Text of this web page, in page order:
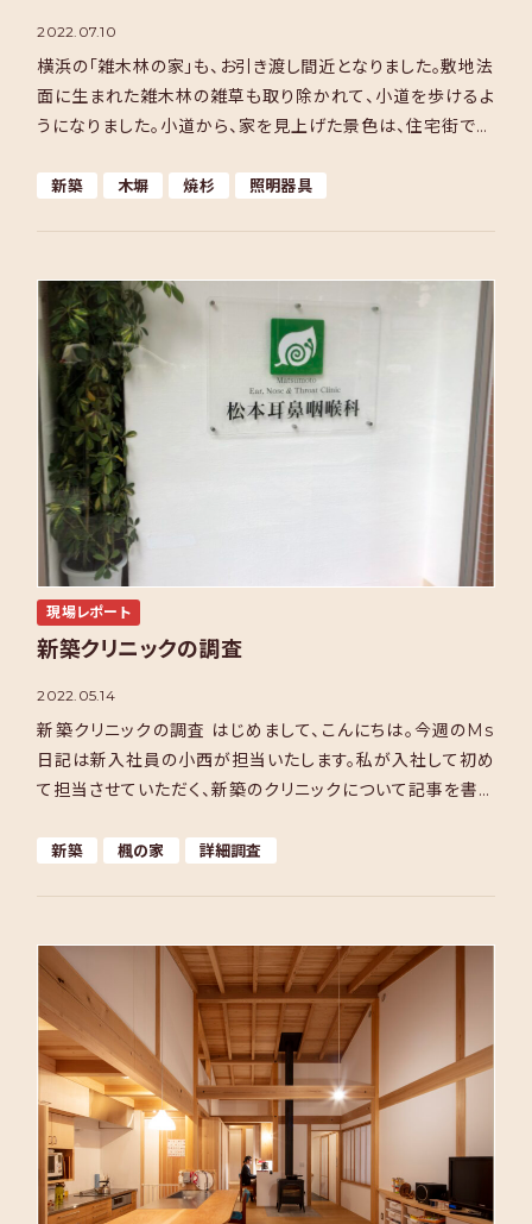
2022.07.10
横浜の「雑木林の家」も、お引き渡し間近となりました。敷地法
面に生まれた雑木林の雑草も取り除かれて、小道を歩けるよ
うになりました。小道から、家を見上げた景色は、住宅街であ
新築 木塀 焼杉 照明器具
現場レポート
新築クリニックの調査
2022.05.14
新築クリニックの調査 はじめまして、こんにちは。今週のMs
日記は新入社員の小西が担当いたします。私が入社して初め
て担当させていただく、新築のクリニックについて記事を書き
新築 楓の家 詳細調査